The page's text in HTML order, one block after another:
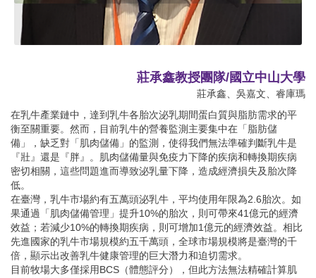
莊承鑫教授團隊/國立中山大學
莊承鑫、吳嘉文、睿庫瑪
在乳牛產業鏈中，達到乳牛各胎次泌乳期間蛋白質與脂肪需求的平
衡至關重要。然而，目前乳牛的營養監測主要集中在「脂肪儲
備」，缺乏對「肌肉儲備」的監測，使得我們無法準確判斷乳牛是
『壯』還是『胖』。肌肉儲備量與免疫力下降的疾病和轉換期疾病
密切相關，這些問題進而導致泌乳量下降，造成經濟損失及胎次降
低。
在臺灣，乳牛市場約有五萬頭泌乳牛，平均使用年限為2.6胎次。如
果通過「肌肉儲備管理」提升10%的胎次，則可帶來41億元的經濟
效益；若減少10%的轉換期疾病，則可增加1億元的經濟效益。相比
先進國家的乳牛市場規模約五千萬頭，全球市場規模將是臺灣的千
倍，顯示出改善乳牛健康管理的巨大潛力和迫切需求。
目前牧場大多僅採用BCS（體態評分），但此方法無法精確計算肌